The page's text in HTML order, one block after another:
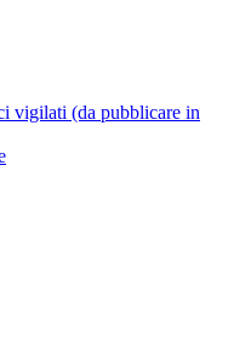
vigilati (da pubblicare in